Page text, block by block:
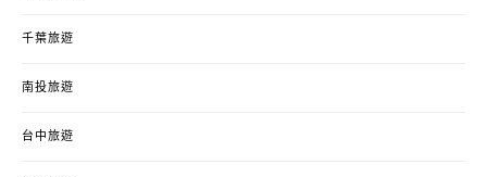
千葉旅遊
南投旅遊
台中旅遊